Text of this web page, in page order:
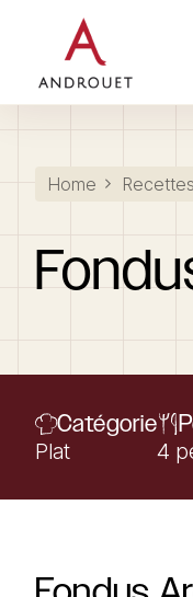
Rechercher un mot
Home Recettes
Catégorie
Plat 4